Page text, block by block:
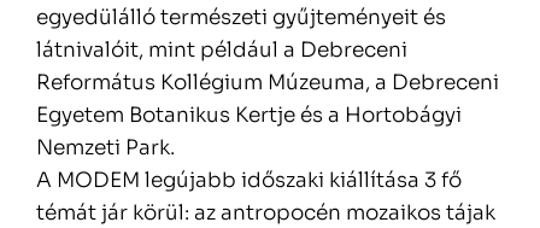
egyedülálló természeti gyűjteményeit és
látnivalóit, mint például a Debreceni
Református Kollégium Múzeuma, a Debreceni
Egyetem Botanikus Kertje és a Hortobágyi
Nemzeti Park.
A MODEM legújabb időszaki kiállítása 3 fő
témát jár körül: az antropocén mozaikos tájak